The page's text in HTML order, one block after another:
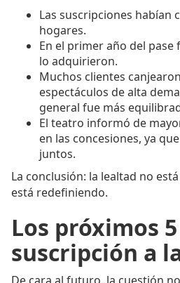
Las suscripciones habían
hogares.
En el primer año del pase
lo adquirieron.
Muchos clientes
espectáculos de alta
general fue más
El teatro informó de
en las concesiones, ya
juntos.
La conclusión: la lealtad no
está redefiniendo.
Los próximos
suscripción a
De cara al futuro, la cuestión